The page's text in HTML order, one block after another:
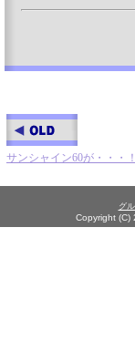
サンシャイン60が・・・
グ
Copyright (C)